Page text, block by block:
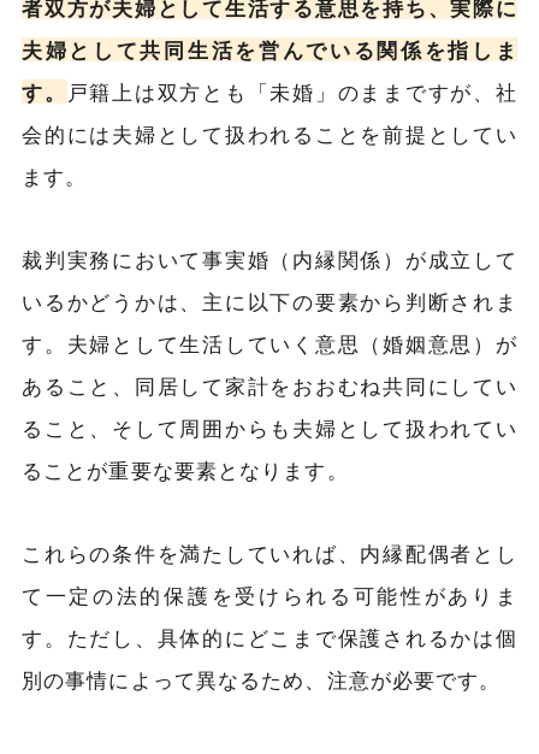
者双方が夫婦として生活する意思を持ち、実際に
夫婦として共同生活を営んでいる関係を指しま
す。
戸籍上は双方とも「未婚」のままですが、社
会的には夫婦として扱われることを前提としてい
ます。
裁判実務において事実婚（内縁関係）が成立して
いるかどうかは、主に以下の要素から判断されま
す。夫婦として生活していく意思（婚姻意思）が
あること、同居して家計をおおむね共同にしてい
ること、そして周囲からも夫婦として扱われてい
ることが重要な要素となります。
これらの条件を満たしていれば、内縁配偶者とし
て一定の法的保護を受けられる可能性がありま
す。ただし、具体的にどこまで保護されるかは個
別の事情によって異なるため、注意が必要です。